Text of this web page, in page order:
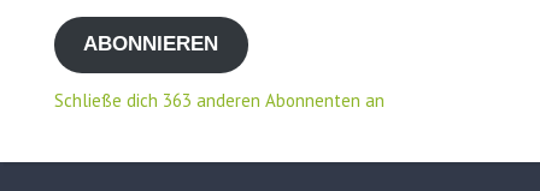
Mail-
AdresseABONNIEREN
Schließe dich 363 anderen Abonnenten an